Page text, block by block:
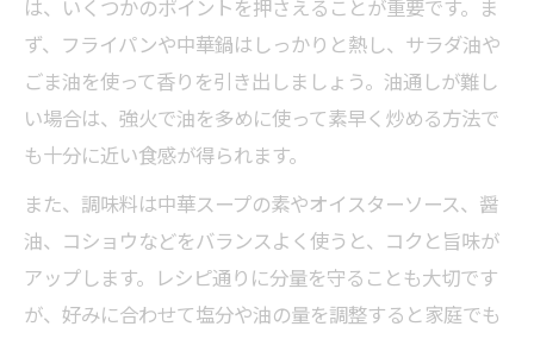
は、いくつかのポイントを押さえることが重要です。ま
ず、フライパンや中華鍋はしっかりと熱し、サラダ油や
ごま油を使って香りを引き出しましょう。油通しが難し
い場合は、強火で油を多めに使って素早く炒める方法で
も十分に近い食感が得られます。
また、調味料は中華スープの素やオイスターソース、醤
油、コショウなどをバランスよく使うと、コクと旨味が
アップします。レシピ通りに分量を守ることも大切です
が、好みに合わせて塩分や油の量を調整すると家庭でも